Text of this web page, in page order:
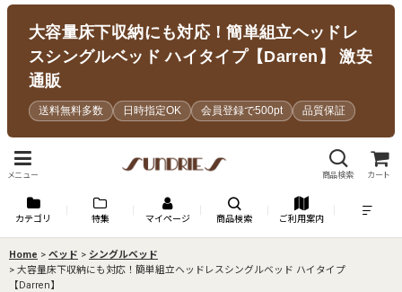
大容量床下収納にも対応！簡単組立ヘッドレ
スシングルベッド ハイタイプ【Darren】 激安
通販
送料無料多数 日時指定OK 会員登録で500pt 品質保証
メニュー 商品検索 カート
カテゴリ 特集 マイページ 商品検索 ご利用案内
Home > ベッド > シングルベッド
> 大容量床下収納にも対応！簡単組立ヘッドレスシングルベッド ハイタイプ
【Darren】